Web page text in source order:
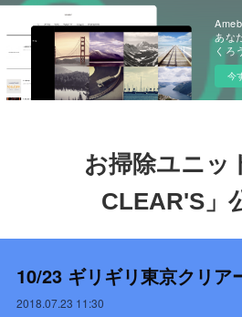
あな
くろう
今
お掃除ユニッ
CLEAR'S」
10/23 ギリギリ東京クリア
2018.07.23 11:30